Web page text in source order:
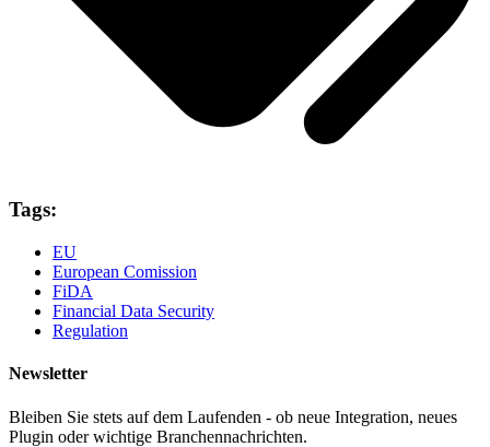
Tags:
EU
European Comission
FiDA
Financial Data Security
Regulation
Newsletter
Bleiben Sie stets auf dem Laufenden - ob neue Integration, neues
Plugin oder wichtige Branchennachrichten.